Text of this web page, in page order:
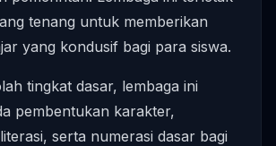
tenang untuk memberikan
yang kondusif bagi para siswa.
tingkat dasar, lembaga ini
pembentukan karakter,
serta numerasi dasar bagi